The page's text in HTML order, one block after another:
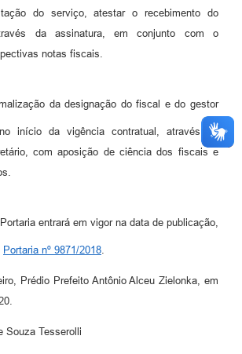
do serviço, atestar o recebimento do
da assinatura, em conjunto com o
notas fiscais.
da designação do fiscal e do gestor
início da vigência contratual, através de
com aposição de ciência dos fiscais e
entrará em vigor na data de publicação,
Portaria nº 9871/2018.
Prédio Prefeito Antônio Alceu Zielonka, em
Souza Tesserolli